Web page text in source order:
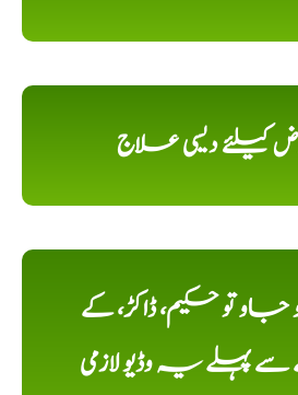
کیلئے دیسی علاج
تو حکیم، ڈاکڑ، کے
یہ وڈیو لازمی